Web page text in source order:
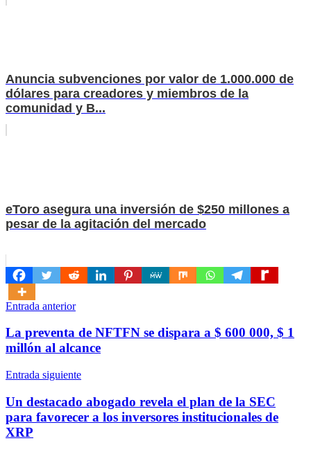
Anuncia subvenciones por valor de 1.000.000 de
dólares para creadores y miembros de la
comunidad y B...
eToro asegura una inversión de $250 millones a
pesar de la agitación del mercado
Navegación
de
entradas
Entrada anterior
La preventa de NFTFN se dispara a $ 600 000, $ 1
millón al alcance
Entrada siguiente
Un destacado abogado revela el plan de la SEC
para favorecer a los inversores institucionales de
XRP